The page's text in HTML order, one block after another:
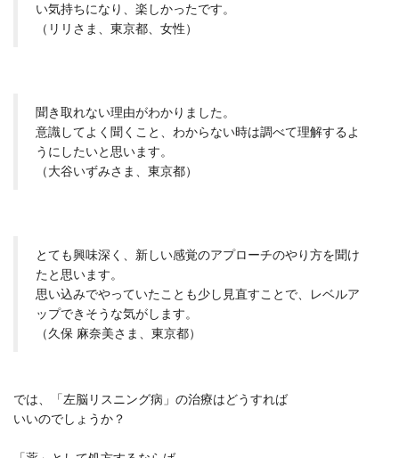
い気持ちになり、楽しかったです。
（リリさま、東京都、女性）
聞き取れない理由がわかりました。
意識してよく聞くこと、わからない時は調べて理解するよ
うにしたいと思います。
（大谷いずみさま、東京都）
とても興味深く、新しい感覚のアプローチのやり方を聞け
たと思います。
思い込みでやっていたことも少し見直すことで、レベルア
ップできそうな気がします。
（久保 麻奈美さま、東京都）
では、「左脳リスニング病」の治療はどうすれば
いいのでしょうか？